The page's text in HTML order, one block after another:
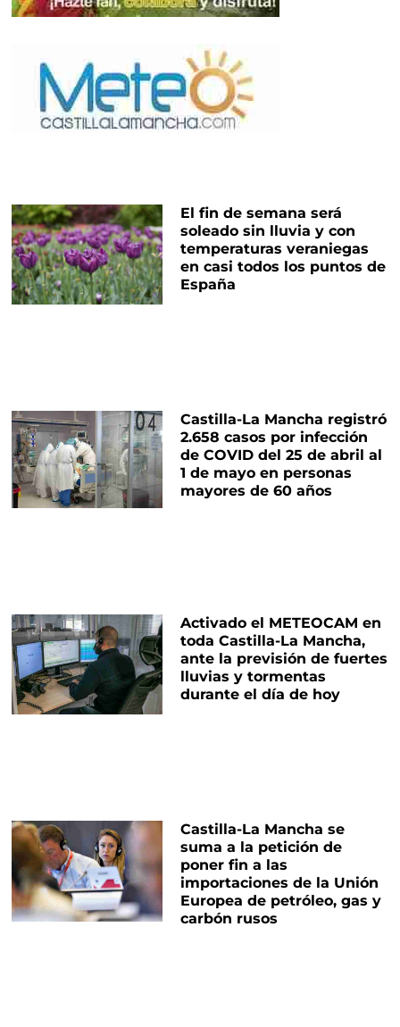
El fin de semana será
soleado sin lluvia y con
temperaturas veraniegas
en casi todos los puntos de
España
Castilla-La Mancha registró
2.658 casos por infección
de COVID del 25 de abril al
1 de mayo en personas
mayores de 60 años
Activado el METEOCAM en
toda Castilla-La Mancha,
ante la previsión de fuertes
lluvias y tormentas
durante el día de hoy
Castilla-La Mancha se
suma a la petición de
poner fin a las
importaciones de la Unión
Europea de petróleo, gas y
carbón rusos